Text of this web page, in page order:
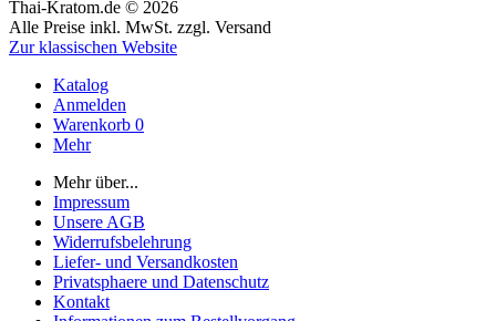
Thai-Kratom.de © 2026
Alle Preise inkl. MwSt. zzgl. Versand
Zur klassischen Website
Katalog
Anmelden
Warenkorb 0
Mehr
Mehr über...
Impressum
Unsere AGB
Widerrufsbelehrung
Liefer- und Versandkosten
Privatsphaere und Datenschutz
Kontakt